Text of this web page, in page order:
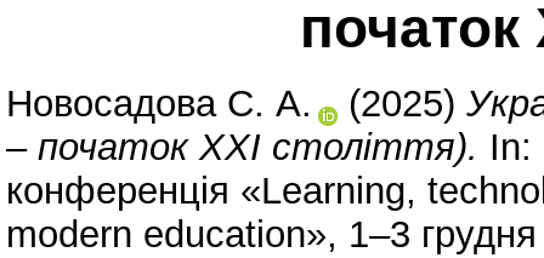
початок
Новосадова С. А. (2025)
– початок ХХІ століття). In:
конференція «Learning,
modern education», 1–3